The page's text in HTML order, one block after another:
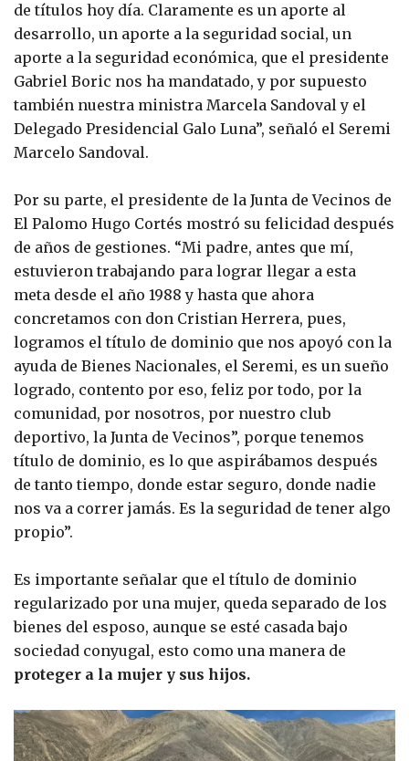
de títulos hoy día. Claramente es un aporte al
desarrollo, un aporte a la seguridad social, un
aporte a la seguridad económica, que el presidente
Gabriel Boric nos ha mandatado, y por supuesto
también nuestra ministra Marcela Sandoval y el
Delegado Presidencial Galo Luna”, señaló el Seremi
Marcelo Sandoval.
Por su parte, el presidente de la Junta de Vecinos de
El Palomo Hugo Cortés mostró su felicidad después
de años de gestiones. “Mi padre, antes que mí,
estuvieron trabajando para lograr llegar a esta
meta desde el año 1988 y hasta que ahora
concretamos con don Cristian Herrera, pues,
logramos el título de dominio que nos apoyó con la
ayuda de Bienes Nacionales, el Seremi, es un sueño
logrado, contento por eso, feliz por todo, por la
comunidad, por nosotros, por nuestro club
deportivo, la Junta de Vecinos”, porque tenemos
título de dominio, es lo que aspirábamos después
de tanto tiempo, donde estar seguro, donde nadie
nos va a correr jamás. Es la seguridad de tener algo
propio”.
Es importante señalar que el título de dominio
regularizado por una mujer, queda separado de los
bienes del esposo, aunque se esté casada bajo
sociedad conyugal, esto como una manera de
proteger a la mujer y sus hijos.